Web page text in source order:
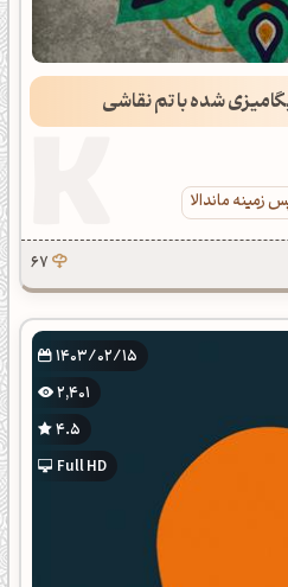
شده با تم نقاشی
زمینه ماندالا
67
1403/02/15
2,401
4.5
Full HD